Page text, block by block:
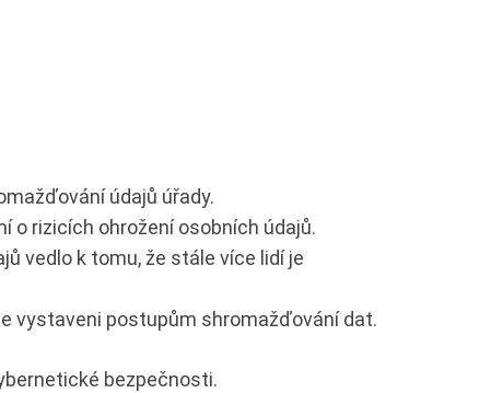
údajů úřady.
o rizicích ohrožení osobních údajů.
vedlo k tomu, že stále více lidí je
vystaveni postupům shromažďování dat.
bezpečnosti.